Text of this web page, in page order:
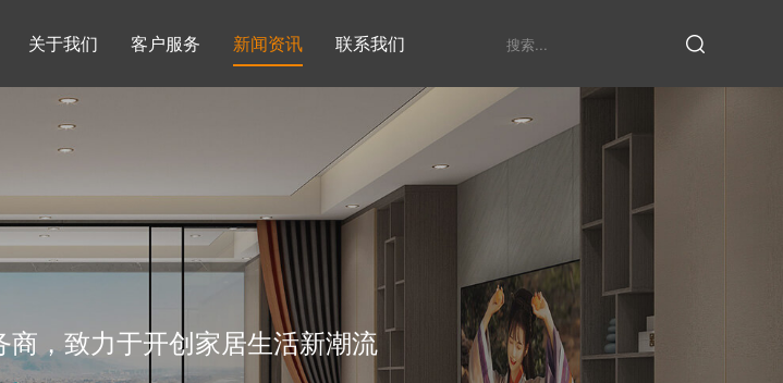
衣帽间
酒柜系列 鞋柜系列 衣柜系列
关于我们
发展历程
客户服务 新闻资讯
家具定制厂家
联系我们
，致力于开创家居生活新潮流